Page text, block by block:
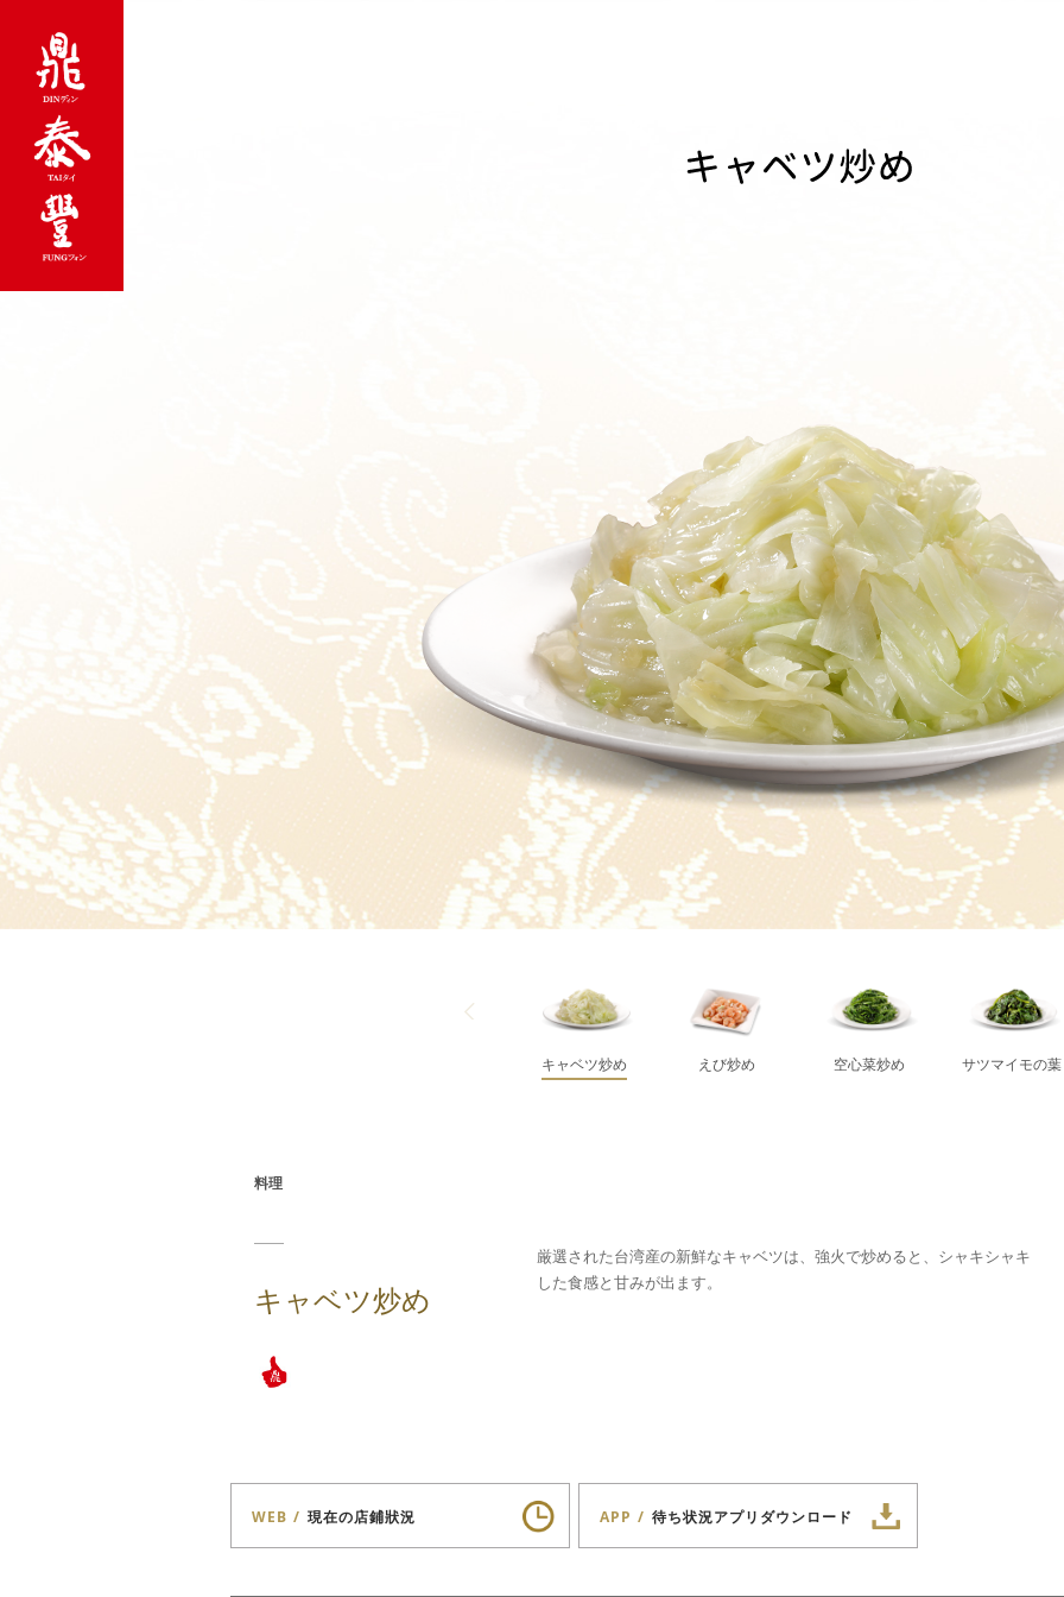
キャベツ炒め えび炒め 空心菜炒め サツマイモの葉
料理
キャベツ炒め
厳選された台湾産の新鮮なキャベツは、強火で炒めると、シャキシャキ
した食感と甘みが出ます。
WEB 現在の店鋪狀況 APP 待ち状況アプリダウンロード